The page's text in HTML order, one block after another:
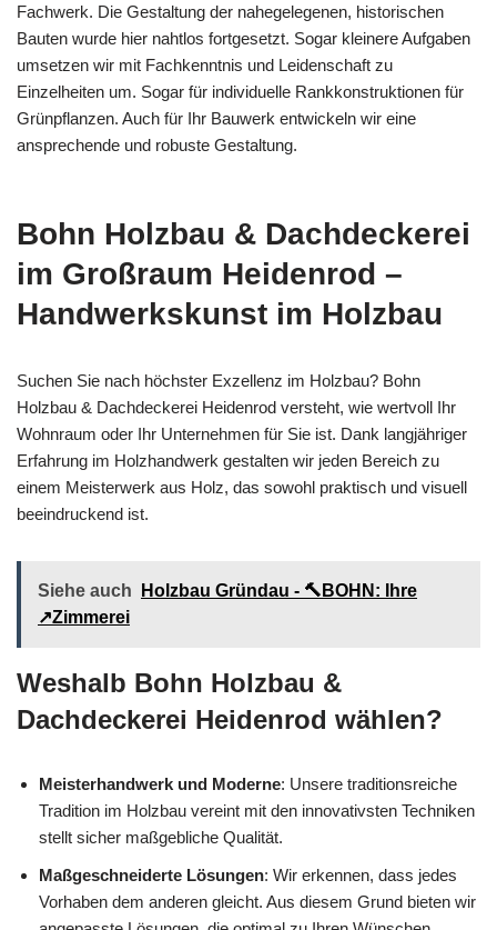
Fachwerk. Die Gestaltung der nahegelegenen, historischen
Bauten wurde hier nahtlos fortgesetzt. Sogar kleinere Aufgaben
umsetzen wir mit Fachkenntnis und Leidenschaft zu
Einzelheiten um. Sogar für individuelle Rankkonstruktionen für
Grünpflanzen. Auch für Ihr Bauwerk entwickeln wir eine
ansprechende und robuste Gestaltung.
Bohn Holzbau & Dachdeckerei
im Großraum Heidenrod –
Handwerkskunst im Holzbau
Suchen Sie nach höchster Exzellenz im Holzbau? Bohn
Holzbau & Dachdeckerei Heidenrod versteht, wie wertvoll Ihr
Wohnraum oder Ihr Unternehmen für Sie ist. Dank langjähriger
Erfahrung im Holzhandwerk gestalten wir jeden Bereich zu
einem Meisterwerk aus Holz, das sowohl praktisch und visuell
beeindruckend ist.
Siehe auch
Holzbau Gründau - 🔨BOHN: Ihre
↗️Zimmerei
Weshalb Bohn Holzbau &
Dachdeckerei Heidenrod wählen?
Meisterhandwerk und Moderne: Unsere traditionsreiche
Tradition im Holzbau vereint mit den innovativsten Techniken
stellt sicher maßgebliche Qualität.
Maßgeschneiderte Lösungen: Wir erkennen, dass jedes
Vorhaben dem anderen gleicht. Aus diesem Grund bieten wir